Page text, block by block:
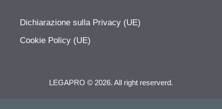
Dichiarazione sulla Privacy (UE)
Cookie Policy (UE)
LEGAPRO © 2026. All right reserverd.